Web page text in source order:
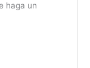
haga un